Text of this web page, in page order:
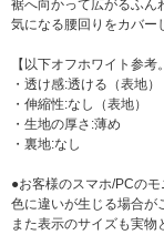
裾へ向かって広がるふん
気になる腰回りをカバー
【以下オフホワイト参
・透け感:透ける（表地）
・伸縮性:なし（表地）
・生地の厚さ:薄め
・裏地:なし
●お客様のスマホ/PCの
色に違いが生じる場合が
また表示のサイズも実物